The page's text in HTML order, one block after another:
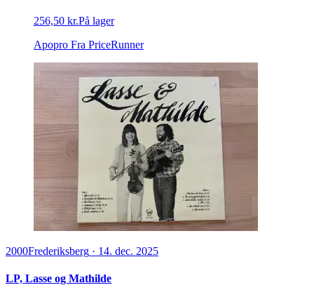
256,50 kr.På lager
Apopro Fra PriceRunner
2000Frederiksberg · 14. dec. 2025
LP, Lasse og Mathilde